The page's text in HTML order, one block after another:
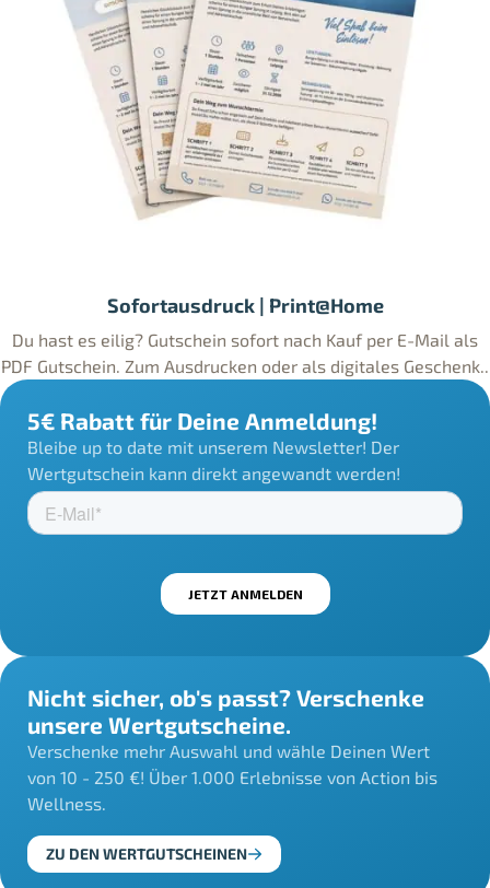
Sofortausdruck | Print@Home
Du hast es eilig? Gutschein sofort nach Kauf per E-Mail als
PDF Gutschein. Zum Ausdrucken oder als digitales Geschenk..
5€ Rabatt für Deine Anmeldung!
Bleibe up to date mit unserem Newsletter! Der
Wertgutschein kann direkt angewandt werden!
Nicht sicher, ob's passt? Verschenke
unsere Wertgutscheine.
Verschenke mehr Auswahl und wähle Deinen Wert
von 10 - 250 €! Über 1.000 Erlebnisse von Action bis
Wellness.
ZU DEN WERTGUTSCHEINEN